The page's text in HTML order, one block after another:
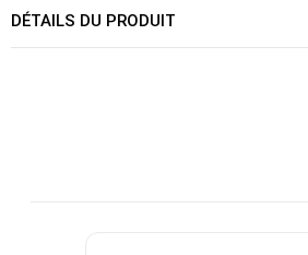
DÉTAILS DU PRODUIT